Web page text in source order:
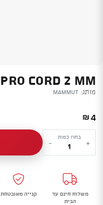
PRO CORD 2 MM
מותג: Mammut
₪ 4
+
כמות
של
Cord
2
mm
בחרו כמות
-
משלוח חינם עד
הבית
קנייה מאובטחת